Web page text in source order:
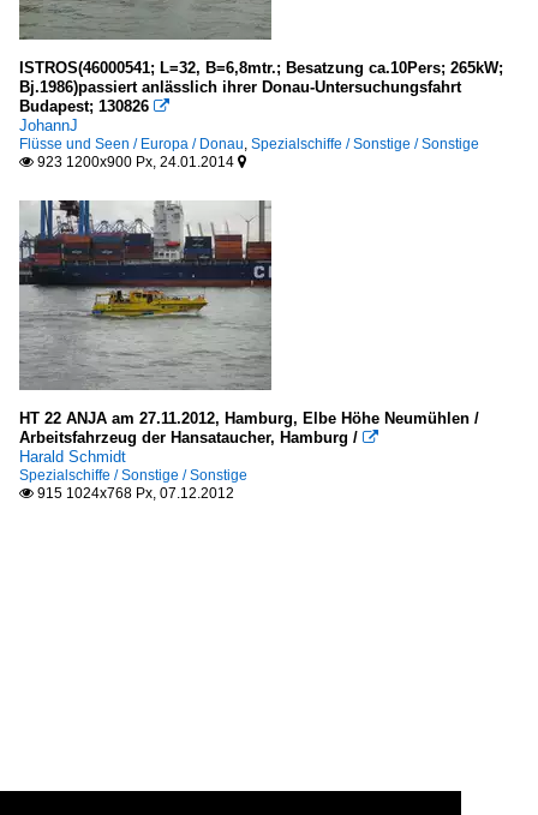
ISTROS(46000541; L=32, B=6,8mtr.; Besatzung ca.10Pers; 265kW;
Bj.1986)passiert anlässlich ihrer Donau-Untersuchungsfahrt
Budapest; 130826 
JohannJ
Flüsse und Seen / Europa / Donau, Spezialschiffe / Sonstige / Sonstige
 923 1200x900 Px, 24.01.2014 
HT 22 ANJA am 27.11.2012, Hamburg, Elbe Höhe Neumühlen /
Arbeitsfahrzeug der Hansataucher, Hamburg / 
Harald Schmidt
Spezialschiffe / Sonstige / Sonstige
 915 1024x768 Px, 07.12.2012